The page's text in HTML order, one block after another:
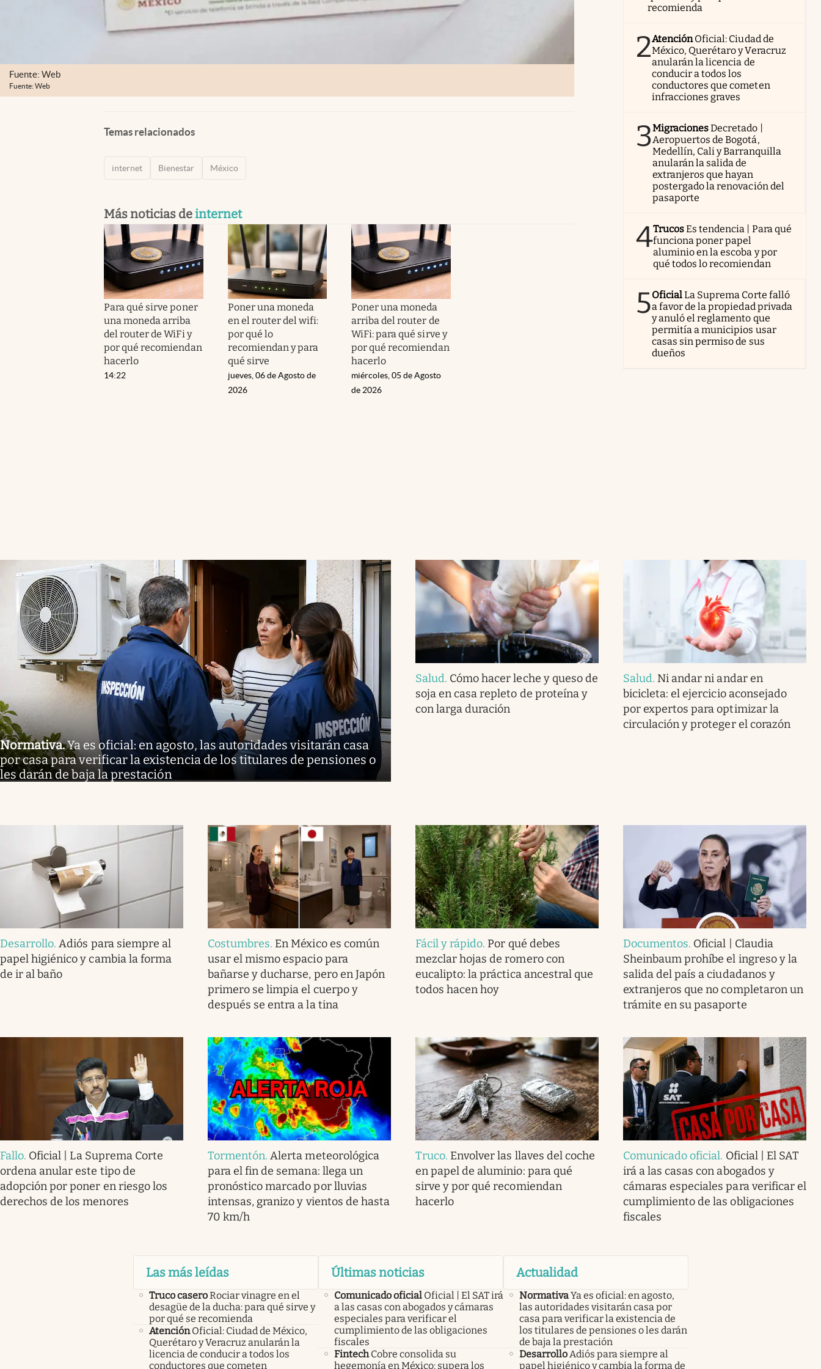
Fuente: Web
Fuente: Web
Temas relacionados
internet Bienestar México
Más noticias deinternet
Para qué sirve poner
una moneda arriba
del router de WiFi y
por qué recomiendan
hacerlo
14:22
Poner una moneda
en el router del wifi:
por qué lo
recomiendan y para
qué sirve
jueves, 06 de Agosto de
2026
Poner una moneda
arriba del router de
WiFi: para qué sirve y
por qué recomiendan
hacerlo
miércoles, 05 de Agosto
de 2026
recomienda
2AtenciónOficial: Ciudad de
México, Querétaro y Veracruz
anularán la licencia de
conducir a todos los
conductores que cometen
infracciones graves
3MigracionesDecretado |
Aeropuertos de Bogotá,
Medellín, Cali y Barranquilla
anularán la salida de
extranjeros que hayan
postergado la renovación del
pasaporte
4TrucosEs tendencia | Para qué
funciona poner papel
aluminio en la escoba y por
qué todos lo recomiendan
5OficialLa Suprema Corte falló
a favor de la propiedad privada
y anuló el reglamento que
permitía a municipios usar
casas sin permiso de sus
dueños
Normativa.Ya es oficial: en agosto, las autoridades visitarán casa
por casa para verificar la existencia de los titulares de pensiones o
les darán de baja la prestación
Salud. Cómo hacer leche y queso de
soja en casa repleto de proteína y
con larga duración
Salud. Ni andar ni andar en
bicicleta: el ejercicio aconsejado
por expertos para optimizar la
circulación y proteger el corazón
Desarrollo.Adiós para siempre al
papel higiénico y cambia la forma
de ir al baño
Costumbres. En México es común
usar el mismo espacio para
bañarse y ducharse, pero en Japón
primero se limpia el cuerpo y
después se entra a la tina
Fácil y rápido. Por qué debes
mezclar hojas de romero con
eucalipto: la práctica ancestral que
todos hacen hoy
Documentos. Oficial | Claudia
Sheinbaum prohíbe el ingreso y la
salida del país a ciudadanos y
extranjeros que no completaron un
trámite en su pasaporte
Fallo. Oficial | La Suprema Corte
ordena anular este tipo de
adopción por poner en riesgo los
derechos de los menores
Tormentón.Alerta meteorológica
para el fin de semana: llega un
pronóstico marcado por lluvias
intensas, granizo y vientos de hasta
70 km/h
Truco. Envolver las llaves del coche
en papel de aluminio: para qué
sirve y por qué recomiendan
hacerlo
Comunicado oficial. Oficial | El SAT
irá a las casas con abogados y
cámaras especiales para verificar el
cumplimiento de las obligaciones
fiscales
Las más leídas
Truco caseroRociar vinagre en el
desagüe de la ducha: para qué sirve y
por qué se recomienda
Atención Oficial: Ciudad de México,
Querétaro y Veracruz anularán la
licencia de conducir a todos los
conductores que cometen
Últimas noticias
Comunicado oficial Oficial | El SAT irá
a las casas con abogados y cámaras
especiales para verificar el
cumplimiento de las obligaciones
fiscales
Fintech Cobre consolida su
hegemonía en México: supera los
Actualidad
NormativaYa es oficial: en agosto,
las autoridades visitarán casa por
casa para verificar la existencia de
los titulares de pensiones o les darán
de baja la prestación
Desarrollo Adiós para siempre al
papel higiénico y cambia la forma de